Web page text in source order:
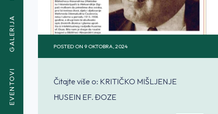
GALERIJA
EVENTOVI
POSTED ON 9 OKTOBRA, 2024
Čitajte više o: KRITIČKO MIŠLJENJE
HUSEIN EF. ĐOZE